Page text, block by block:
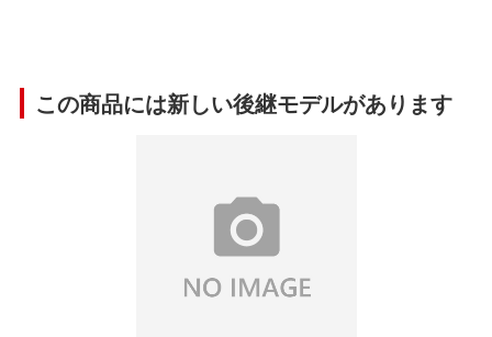
この商品には新しい後継モデルがあります